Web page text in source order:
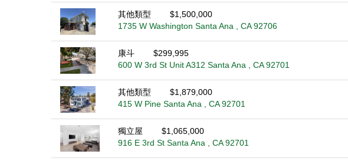
其他類型
$1,500,000
1735 W Washington Santa Ana , CA 92706
康斗
$299,995
600 W 3rd St Unit A312 Santa Ana , CA 92701
其他類型
$1,879,000
415 W Pine Santa Ana , CA 92701
獨立屋
$1,065,000
916 E 3rd St Santa Ana , CA 92701